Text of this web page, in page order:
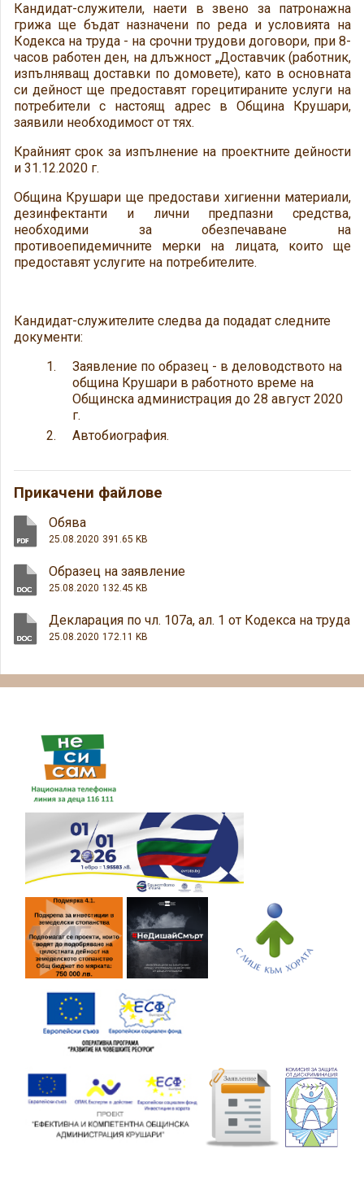
Кандидат-служители, наети в звено за патронажна
грижа ще бъдат назначени по реда и условията на
Кодекса на труда - на срочни трудови договори, при 8-
часов работен ден, на длъжност „Доставчик (работник,
изпълняващ доставки по домовете), като в основната
си дейност ще предоставят горецитираните услуги на
потребители с настоящ адрес в Община Крушари,
заявили необходимост от тях.
Крайният срок за изпълнение на проектните дейности
и 31.12.2020 г.
Община Крушари ще предостави хигиенни материали,
дезинфектанти и лични предпазни средства,
необходими за обезпечаване на
противоепидемичните мерки на лицата, които ще
предоставят услугите на потребителите.
Кандидат-служителите следва да подадат следните
документи:
Заявление по образец - в деловодството на
община Крушари в работното време на
Общинска администрация до 28 август 2020
г.
Автобиография.
Прикачени файлове
Обява
25.08.2020 391.65 KB
Образец на заявление
25.08.2020 132.45 KB
Декларация по чл. 107а, ал. 1 от Кодекса на труда
25.08.2020 172.11 KB